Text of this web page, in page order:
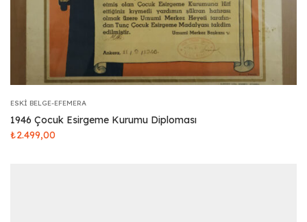
ESKI BELGE-EFEMERA
1946 Çocuk Esirgeme Kurumu Diploması
₺2.499,00